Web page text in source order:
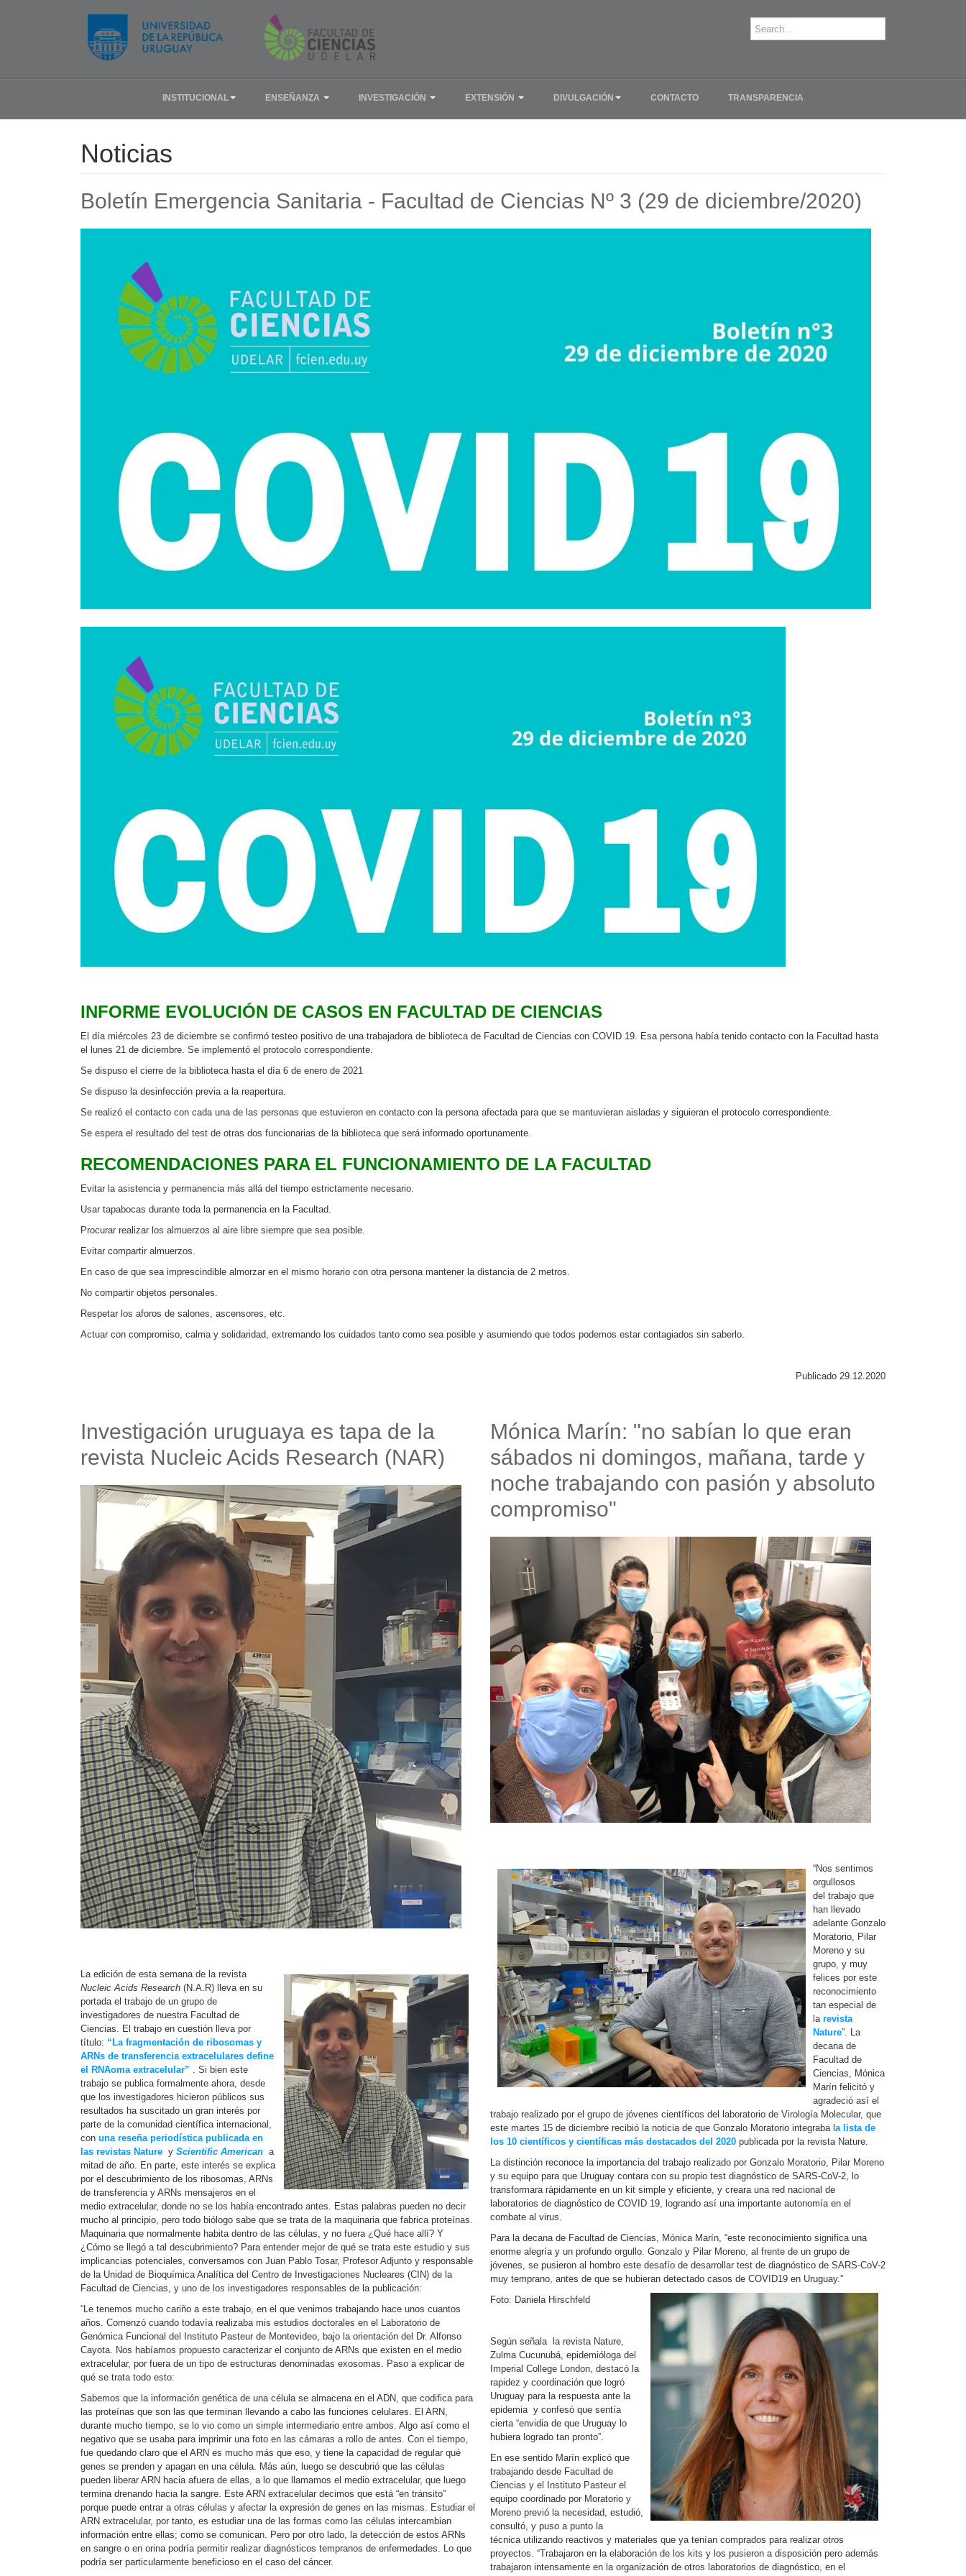
INSTITUCIONAL ENSEÑANZA INVESTIGACIÓN EXTENSIÓN DIVULGACIÓN CONTACTO TRANSPARENCIA
Noticias
Boletín Emergencia Sanitaria - Facultad de Ciencias Nº 3 (29 de diciembre/2020)
INFORME EVOLUCIÓN DE CASOS EN FACULTAD DE CIENCIAS
El día miércoles 23 de diciembre se confirmó testeo positivo de una trabajadora de biblioteca de Facultad de Ciencias con COVID 19. Esa persona había tenido contacto con la Facultad hasta
el lunes 21 de diciembre. Se implementó el protocolo correspondiente.
Se dispuso el cierre de la biblioteca hasta el día 6 de enero de 2021
Se dispuso la desinfección previa a la reapertura.
Se realizó el contacto con cada una de las personas que estuvieron en contacto con la persona afectada para que se mantuvieran aisladas y siguieran el protocolo correspondiente.
Se espera el resultado del test de otras dos funcionarias de la biblioteca que será informado oportunamente.
RECOMENDACIONES PARA EL FUNCIONAMIENTO DE LA FACULTAD
Evitar la asistencia y permanencia más allá del tiempo estrictamente necesario.
Usar tapabocas durante toda la permanencia en la Facultad.
Procurar realizar los almuerzos al aire libre siempre que sea posible.
Evitar compartir almuerzos.
En caso de que sea imprescindible almorzar en el mismo horario con otra persona mantener la distancia de 2 metros.
No compartir objetos personales.
Respetar los aforos de salones, ascensores, etc.
Actuar con compromiso, calma y solidaridad, extremando los cuidados tanto como sea posible y asumiendo que todos podemos estar contagiados sin saberlo.
Publicado 29.12.2020
Investigación uruguaya es tapa de la
revista Nucleic Acids Research (NAR)
La edición de esta semana de la revista
Nucleic Acids Research (N.A.R) lleva en su
portada el trabajo de un grupo de
investigadores de nuestra Facultad de
Ciencias. El trabajo en cuestión lleva por
título: “La fragmentación de ribosomas y
ARNs de transferencia extracelulares define
el RNAoma extracelular” . Si bien este
trabajo se publica formalmente ahora, desde
que los investigadores hicieron públicos sus
resultados ha suscitado un gran interés por
parte de la comunidad científica internacional,
con una reseña periodística publicada en
las revistas Nature y Scientific American a
mitad de año. En parte, este interés se explica
por el descubrimiento de los ribosomas, ARNs
de transferencia y ARNs mensajeros en el
medio extracelular, donde no se los había encontrado antes. Estas palabras pueden no decir
mucho al principio, pero todo biólogo sabe que se trata de la maquinaria que fabrica proteínas.
Maquinaria que normalmente habita dentro de las células, y no fuera ¿Qué hace allí? Y
¿Cómo se llegó a tal descubrimiento? Para entender mejor de qué se trata este estudio y sus
implicancias potenciales, conversamos con Juan Pablo Tosar, Profesor Adjunto y responsable
de la Unidad de Bioquímica Analítica del Centro de Investigaciones Nucleares (CIN) de la
Facultad de Ciencias, y uno de los investigadores responsables de la publicación:
“Le tenemos mucho cariño a este trabajo, en el que venimos trabajando hace unos cuantos
años. Comenzó cuando todavía realizaba mis estudios doctorales en el Laboratorio de
Genómica Funcional del Instituto Pasteur de Montevideo, bajo la orientación del Dr. Alfonso
Cayota. Nos habíamos propuesto caracterizar el conjunto de ARNs que existen en el medio
extracelular, por fuera de un tipo de estructuras denominadas exosomas. Paso a explicar de
qué se trata todo esto:
Sabemos que la información genética de una célula se almacena en el ADN, que codifica para
las proteínas que son las que terminan llevando a cabo las funciones celulares. El ARN,
durante mucho tiempo, se lo vio como un simple intermediario entre ambos. Algo así como el
negativo que se usaba para imprimir una foto en las cámaras a rollo de antes. Con el tiempo,
fue quedando claro que el ARN es mucho más que eso, y tiene la capacidad de regular qué
genes se prenden y apagan en una célula. Más aún, luego se descubrió que las células
pueden liberar ARN hacia afuera de ellas, a lo que llamamos el medio extracelular, que luego
termina drenando hacia la sangre. Este ARN extracelular decimos que está “en tránsito”
porque puede entrar a otras células y afectar la expresión de genes en las mismas. Estudiar el
ARN extracelular, por tanto, es estudiar una de las formas como las células intercambian
información entre ellas; como se comunican. Pero por otro lado, la detección de estos ARNs
en sangre o en orina podría permitir realizar diagnósticos tempranos de enfermedades. Lo que
podría ser particularmente beneficioso en el caso del cáncer.
Mónica Marín: "no sabían lo que eran
sábados ni domingos, mañana, tarde y
noche trabajando con pasión y absoluto
compromiso"
“Nos sentimos
orgullosos
del trabajo que
han llevado
adelante Gonzalo
Moratorio, Pilar
Moreno y su
grupo, y muy
felices por este
reconocimiento
tan especial de
la revista
Nature”. La
decana de
Facultad de
Ciencias, Mónica
Marín felicitó y
agradeció así el
trabajo realizado por el grupo de jóvenes científicos del laboratorio de Virología Molecular, que
este martes 15 de diciembre recibió la noticia de que Gonzalo Moratorio integraba la lista de
los 10 científicos y científicas más destacados del 2020 publicada por la revista Nature.
La distinción reconoce la importancia del trabajo realizado por Gonzalo Moratorio, Pilar Moreno
y su equipo para que Uruguay contara con su propio test diagnóstico de SARS-CoV-2, lo
transformara rápidamente en un kit simple y eficiente, y creara una red nacional de
laboratorios de diagnóstico de COVID 19, logrando así una importante autonomía en el
combate al virus.
Para la decana de Facultad de Ciencias, Mónica Marín, “este reconocimiento significa una
enorme alegría y un profundo orgullo. Gonzalo y Pilar Moreno, al frente de un grupo de
jóvenes, se pusieron al hombro este desafío de desarrollar test de diagnóstico de SARS-CoV-2
muy temprano, antes de que se hubieran detectado casos de COVID19 en Uruguay.”
Foto: Daniela Hirschfeld
Según señala la revista Nature,
Zulma Cucunubá, epidemióloga del
Imperial College London, destacó la
rapidez y coordinación que logró
Uruguay para la respuesta ante la
epidemia y confesó que sentía
cierta “envidia de que Uruguay lo
hubiera logrado tan pronto”.
En ese sentido Marín explicó que
trabajando desde Facultad de
Ciencias y el Instituto Pasteur el
equipo coordinado por Moratorio y
Moreno previó la necesidad, estudió,
consultó, y puso a punto la
técnica utilizando reactivos y materiales que ya tenían comprados para realizar otros
proyectos. “Trabajaron en la elaboración de los kits y los pusieron a disposición pero además
trabajaron intensamente en la organización de otros laboratorios de diagnóstico, en el